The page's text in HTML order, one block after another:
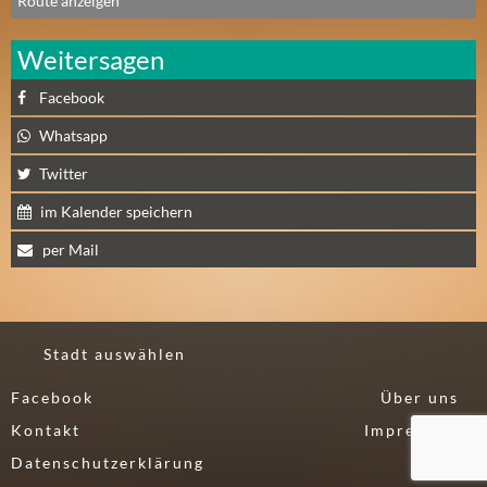
C
H
T
E
R
F
R
E
(
Weitersagen
Facebook
Whatsapp
Twitter
im Kalender speichern
per Mail
Stadt auswählen
Facebook
Über uns
Kontakt
Impressum
Datenschutzerklärung